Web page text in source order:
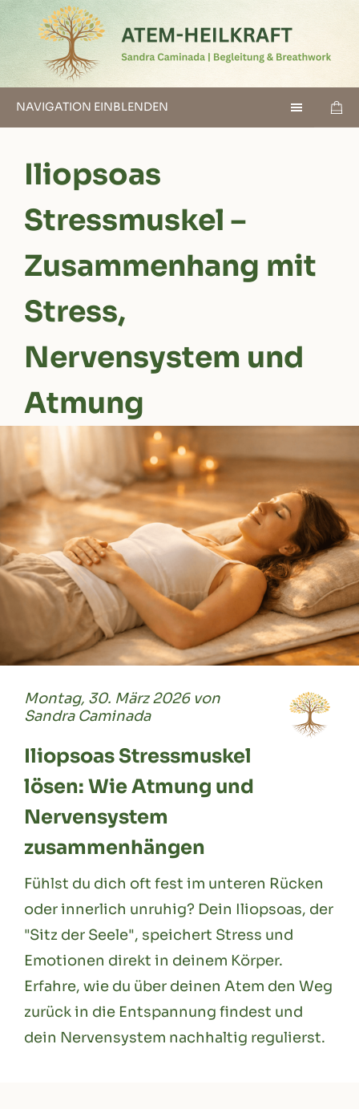
NAVIGATION EINBLENDEN
Iliopsoas
Stressmuskel –
Zusammenhang mit
Stress,
Nervensystem und
Atmung
Montag, 30. März 2026 von
Sandra Caminada
Iliopsoas Stressmuskel
lösen: Wie Atmung und
Nervensystem
zusammenhängen
Fühlst du dich oft fest im unteren Rücken
oder innerlich unruhig? Dein Iliopsoas, der
"Sitz der Seele", speichert Stress und
Emotionen direkt in deinem Körper.
Erfahre, wie du über deinen Atem den Weg
zurück in die Entspannung findest und
dein Nervensystem nachhaltig regulierst.